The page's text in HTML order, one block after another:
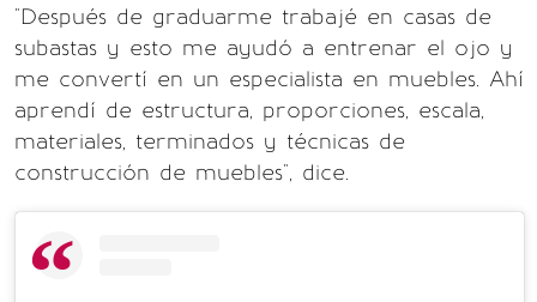
"Después de graduarme trabajé en casas de
subastas y esto me ayudó a entrenar el ojo y
me convertí en un especialista en muebles. Ahí
aprendí de estructura, proporciones, escala,
materiales, terminados y técnicas de
construcción de muebles", dice.